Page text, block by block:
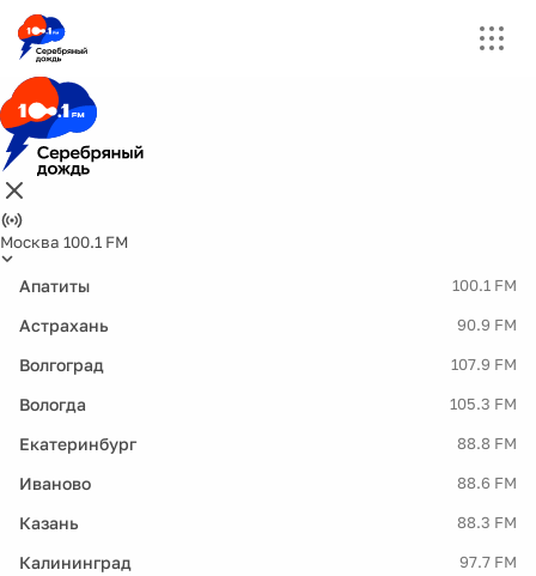
Москва 100.1 FM
Апатиты 100.1 FM
Астрахань 90.9 FM
Волгоград 107.9 FM
Вологда 105.3 FM
Екатеринбург 88.8 FM
Иваново 88.6 FM
Казань 88.3 FM
Калининград 97.7 FM